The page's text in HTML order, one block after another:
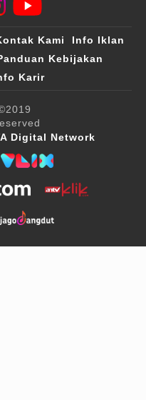
Kami
Info Iklan
Kebijakan
Karir
Digital Network